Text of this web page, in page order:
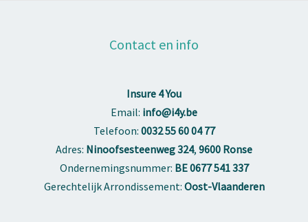
Contact en info
Insure 4 You
Email: info@i4y.be
Telefoon: 0032 55 60 04 77
Adres: Ninoofsesteenweg 324, 9600 Ronse
Ondernemingsnummer: BE 0677 541 337
Gerechtelijk Arrondissement: Oost-Vlaanderen